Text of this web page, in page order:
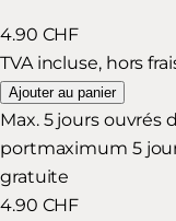
4.90 CHF
TVA incluse, hors
Ajouter au panier
Max. 5 jours ouvrés
portmaximum 5
gratuite
4.90 CHF